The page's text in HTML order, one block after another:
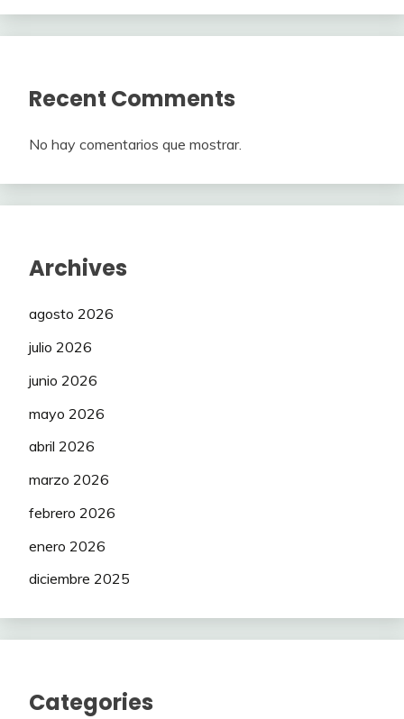
Recent Comments
No hay comentarios que mostrar.
Archives
agosto 2026
julio 2026
junio 2026
mayo 2026
abril 2026
marzo 2026
febrero 2026
enero 2026
diciembre 2025
Categories